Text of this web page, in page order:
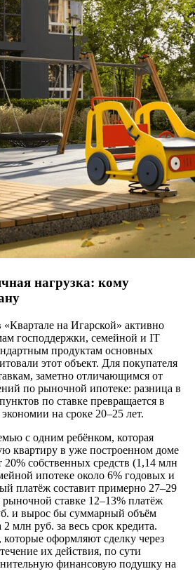
нагрузка: кому
на Игарской» активно
господдержки, семейной и IT
продуктам основных
этот объект. Для покупателя
заметно отличающимся от
по рыночной ипотеке: разница в
по ставке превращается в
на сроке 20–25 лет.
с одним ребёнком, которая
квартиру в уже построенном доме
собственных средств (1,14 млн
ипотеке около 6% годовых и
платёж составит примерно 27–29
ставке 12–13% платёж
и вырос бы суммарный объём
млн руб. за весь срок кредита.
оформляют сделку через
их действия, по сути
финансовую подушку на